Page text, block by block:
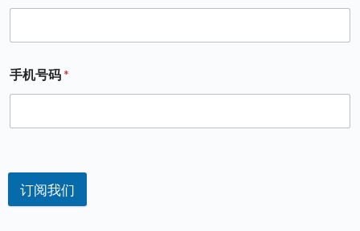
手机号码*
订阅我们